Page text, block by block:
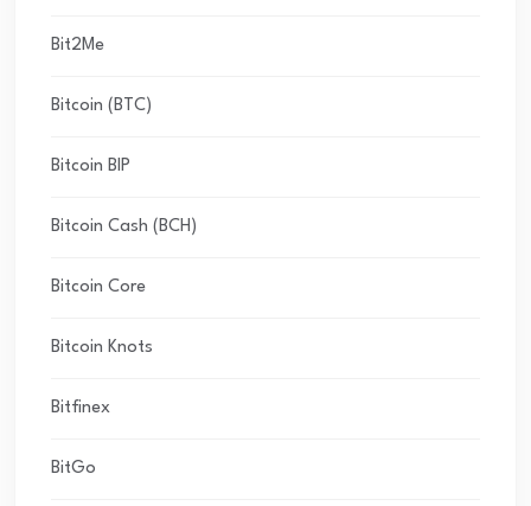
Bit2Me
Bitcoin (BTC)
Bitcoin BIP
Bitcoin Cash (BCH)
Bitcoin Core
Bitcoin Knots
Bitfinex
BitGo